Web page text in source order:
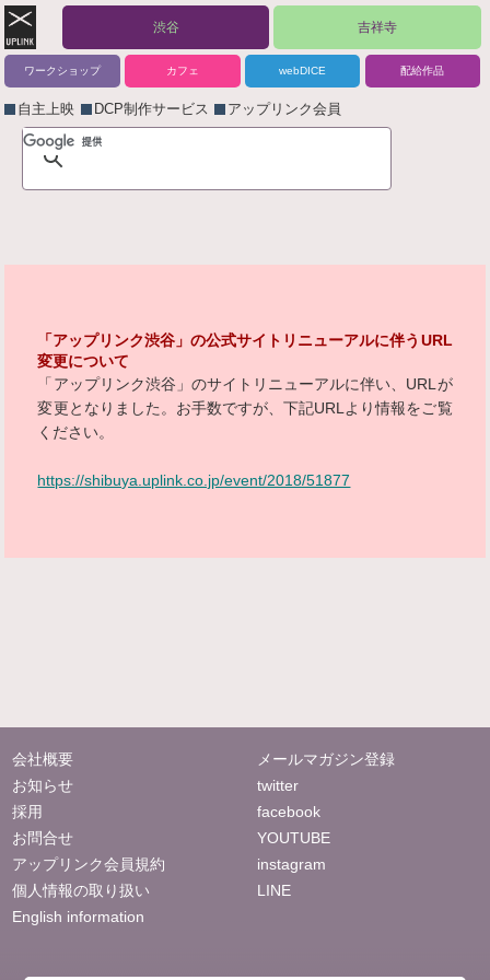
渋谷 吉祥寺
ワークショップ カフェ webDICE 配給作品
自主上映 DCP制作サービス アップリンク会員
「アップリンク渋谷」の公式サイトリニューアルに伴うURL
変更について
「アップリンク渋谷」のサイトリニューアルに伴い、URLが
変更となりました。お手数ですが、下記URLより情報をご覧
ください。
https://shibuya.uplink.co.jp/event/2018/51877
会社概要
お知らせ
採用
お問合せ
アップリンク会員規約
個人情報の取り扱い
English information
メールマガジン登録
twitter
facebook
YOUTUBE
instagram
LINE